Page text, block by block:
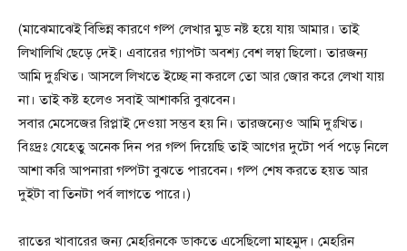
(মাঝেমাঝেই বিভিন্ন কারণে গল্প লেখার মুড নষ্ট হয়ে যায় আমার। তাই
লিখালিখি ছেড়ে দেই। এবারের গ্যাপটা অবশ্য বেশ লম্বা ছিলো। তারজন্য
আমি দুঃখিত। আসলে লিখতে ইচ্ছে না করলে তো আর জোর করে লেখা যায়
না। তাই কষ্ট হলেও সবাই আশাকরি বুঝবেন।
সবার মেসেজের রিপ্লাই দেওয়া সম্ভব হয় নি। তারজন্যেও আমি দুঃখিত।
বিঃদ্রঃ যেহেতু অনেক দিন পর গল্প দিয়েছি তাই আগের দুটো পর্ব পড়ে নিলে
আশা করি আপনারা গল্পটা বুঝতে পারবেন। গল্প শেষ করতে হয়ত আর
দুইটা বা তিনটা পর্ব লাগতে পারে।)
রাতের খাবারের জন্য মেহরিনকে ডাকতে এসেছিলো মাহমুদ। মেহরিন